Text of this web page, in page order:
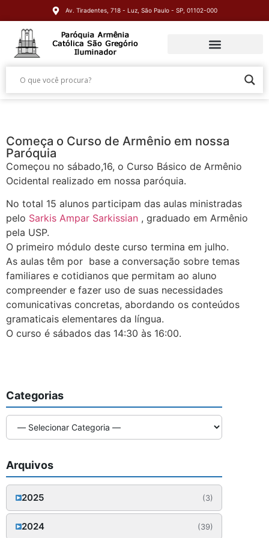
Av. Tiradentes, 718 - Luz, São Paulo - SP, 01102-000
Começa o Curso de Armênio em nossa
Paróquia
Começou no sábado,16, o Curso Básico de Armênio
Ocidental realizado em nossa paróquia.
No total 15 alunos participam das aulas ministradas
pelo Sarkis Ampar Sarkissian , graduado em Armênio
pela USP.
O primeiro módulo deste curso termina em julho.
As aulas têm por base a conversação sobre temas
familiares e cotidianos que permitam ao aluno
compreender e fazer uso de suas necessidades
comunicativas concretas, abordando os conteúdos
gramaticais elementares da língua.
O curso é sábados das 14:30 às 16:00.
Categorias
Arquivos
2025 (3)
Outubro (1)
2024 (39)